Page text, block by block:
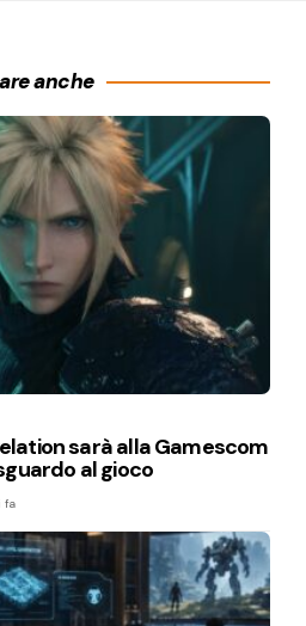
anche
sarà alla Gamescom
al gioco
fa